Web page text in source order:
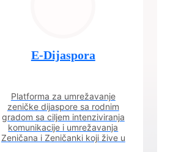
E-Dijaspora
Platforma za umrežavanje
zeničke dijaspore sa rodnim
gradom sa ciljem intenziviranja
komunikacije i umrežavanja
Zeničana i Zeničanki koji žive u